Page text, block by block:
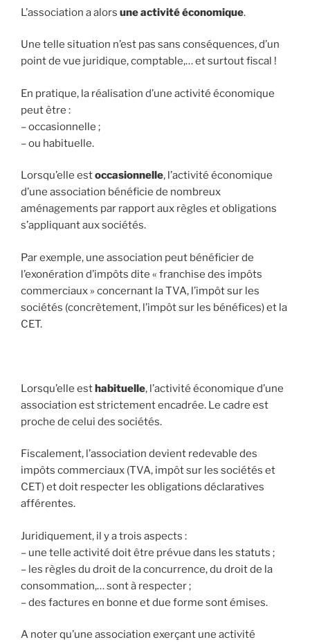
L’association a alors une activité économique.
Une telle situation n’est pas sans conséquences, d’un
point de vue juridique, comptable,… et surtout fiscal !
En pratique, la réalisation d’une activité économique
peut être :
– occasionnelle ;
– ou habituelle.
Lorsqu’elle estoccasionnelle, l’activité économique
d’une association bénéficie de nombreux
aménagements par rapport aux règles et obligations
s’appliquant aux sociétés.
Par exemple, une association peut bénéficier de
l’exonération d’impôts dite « franchise des impôts
commerciaux » concernant la TVA, l’impôt sur les
sociétés (concrètement, l’impôt sur les bénéfices) et la
CET.
Lorsqu’elle esthabituelle, l’activité économique d’une
association est strictement encadrée. Le cadre est
proche de celui des sociétés.
Fiscalement, l’association devient redevable des
impôts commerciaux (TVA, impôt sur les sociétés et
CET) et doit respecter les obligations déclaratives
afférentes.
Juridiquement, il y a trois aspects :
– une telle activité doit être prévue dans les statuts ;
– les règles du droit de la concurrence, du droit de la
consommation,… sont à respecter ;
– des factures en bonne et due forme sont émises.
A noter qu’une association exerçant une activité